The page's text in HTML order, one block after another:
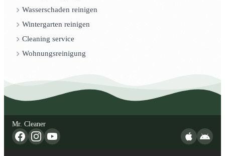
Wasserschaden reinigen
Wintergarten reinigen
Cleaning service
Wohnungsreinigung
Mr. Cleaner